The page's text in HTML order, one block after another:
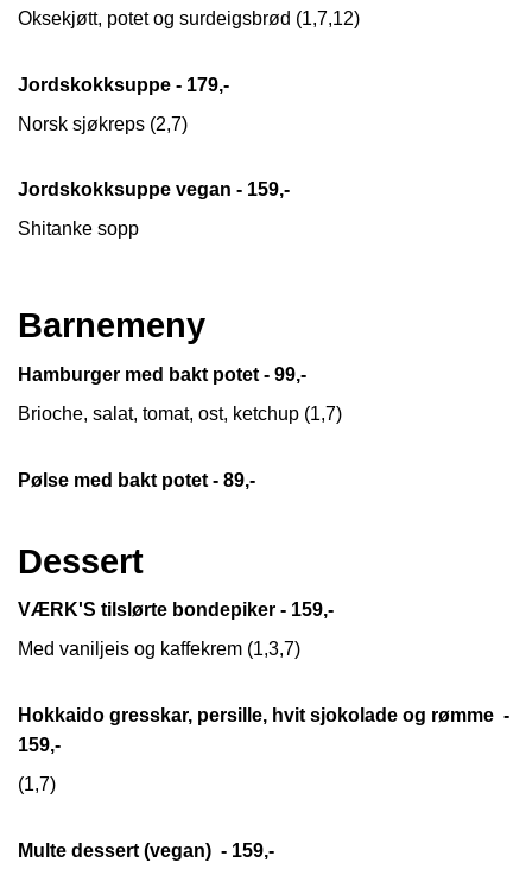
Oksekjøtt, potet og surdeigsbrød (1,7,12)
Jordskokksuppe - 179,-
Norsk sjøkreps (2,7)
Jordskokksuppe vegan - 159,-
Shitanke sopp
Barnemeny
Hamburger med bakt potet - 99,-
Brioche, salat, tomat, ost, ketchup (1,7)
Pølse med bakt potet - 89,-
Dessert
VÆRK'S tilslørte bondepiker - 159,-
Med vaniljeis og kaffekrem (1,3,7)
Hokkaido gresskar, persille, hvit sjokolade og rømme -
159,-
(1,7)
Multe dessert (vegan) - 159,-